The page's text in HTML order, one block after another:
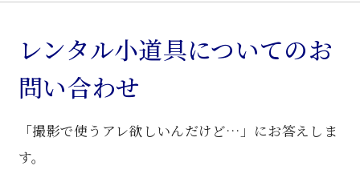
タ
ー
机
レンタル小道具についてのお
問い合わせ
「撮影で使うアレ欲しいんだけど…」にお答えしま
す。